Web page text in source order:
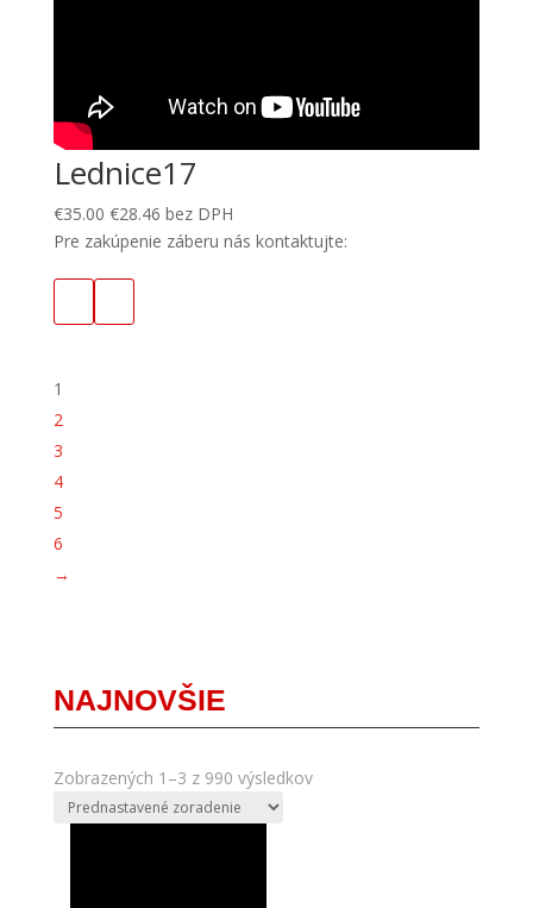
Lednice17
€35.00 €28.46 bez DPH
Pre zakúpenie záberu nás kontaktujte:
1
2
3
4
5
6
→
NAJNOVŠIE
Zobrazených 1–3 z 990 výsledkov